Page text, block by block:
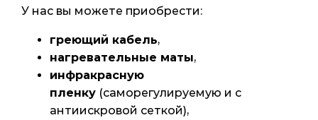
У нас вы можете приобрести:
греющий кабель,
нагревательные маты,
инфракрасную
пленку (саморегулируемую и с
антиискровой сеткой),